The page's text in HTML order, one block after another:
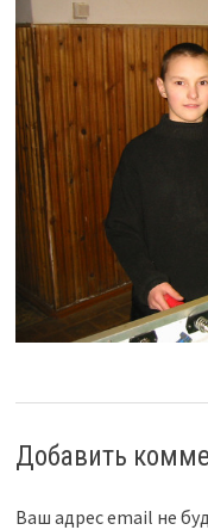
Добавить
Ваш адрес email не